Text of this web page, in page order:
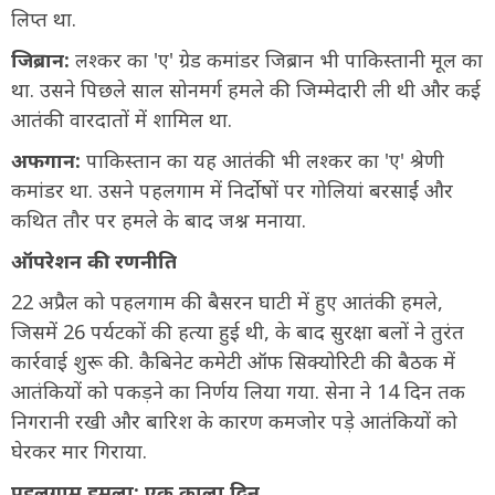
लिप्त था.
जिब्रान: लश्कर का 'ए' ग्रेड कमांडर जिब्रान भी पाकिस्तानी मूल का
था. उसने पिछले साल सोनमर्ग हमले की जिम्मेदारी ली थी और कई
आतंकी वारदातों में शामिल था.
अफगान: पाकिस्तान का यह आतंकी भी लश्कर का 'ए' श्रेणी
कमांडर था. उसने पहलगाम में निर्दोषों पर गोलियां बरसाईं और
कथित तौर पर हमले के बाद जश्न मनाया.
ऑपरेशन की रणनीति
22 अप्रैल को पहलगाम की बैसरन घाटी में हुए आतंकी हमले,
जिसमें 26 पर्यटकों की हत्या हुई थी, के बाद सुरक्षा बलों ने तुरंत
कार्रवाई शुरू की. कैबिनेट कमेटी ऑफ सिक्योरिटी की बैठक में
आतंकियों को पकड़ने का निर्णय लिया गया. सेना ने 14 दिन तक
निगरानी रखी और बारिश के कारण कमजोर पड़े आतंकियों को
घेरकर मार गिराया.